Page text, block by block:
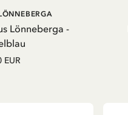
Lönneberga -
EUR